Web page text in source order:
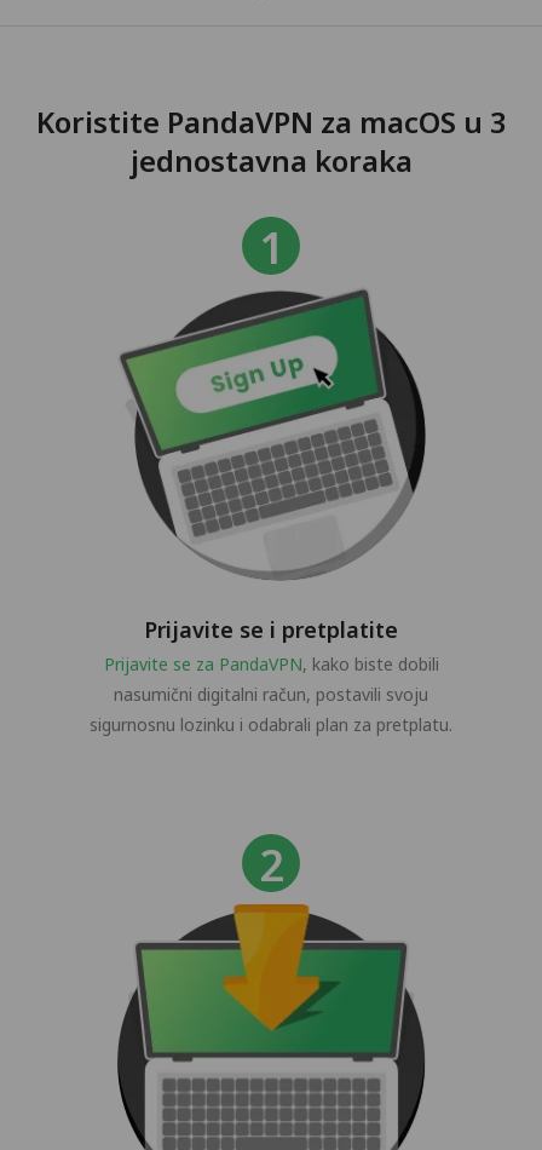
Koristite PandaVPN za macOS u 3
jednostavna koraka
Prijavite se i pretplatite
Prijavite se za PandaVPN, kako biste dobili
nasumični digitalni račun, postavili svoju
sigurnosnu lozinku i odabrali plan za pretplatu.